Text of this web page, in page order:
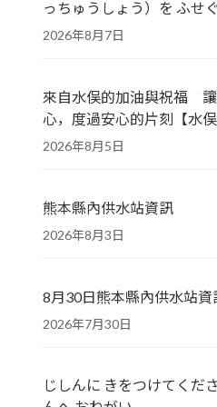
っちゅうしょう）を ふせ
2026年8月7日
來自水俣的加油與祝福
心，度過安心的片刻【水俣
2026年8月5日
熊本縣內供水站資訊
2026年8月3日
8月30日熊本縣內供水站資
2026年7月30日
じしんに きをつけてくだ